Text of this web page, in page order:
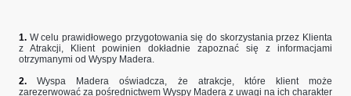
1. W celu prawidłowego przygotowania się do skorzystania przez Klienta
z Atrakcji, Klient powinien dokładnie zapoznać się z informacjami
otrzymanymi od Wyspy Madera.
2.Wyspa Madera oświadcza, że atrakcje, które klient może
zarezerwować za pośrednictwem Wyspy Madera z uwagi na ich charakter